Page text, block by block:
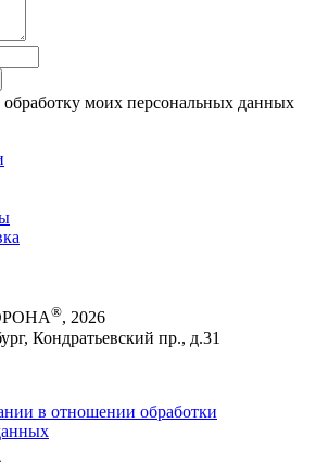
обработку моих персональных данных
®, 2026
Кондратьевский пр., д.31
в отношении обработки